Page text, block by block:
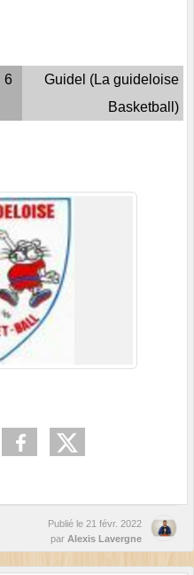
6
Guidel (La guideloise
Basketball)
Publié le 21 févr. 2022
par Alexis Lavergne